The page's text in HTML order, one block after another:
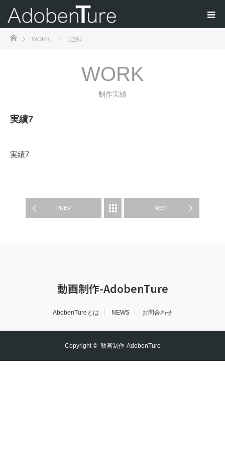
ホームWORK 実績7
WORK
制作実績
実績7
実績7
PREV
WORK NEXT
動画制作-AdobenTure
AbobenTureとは NEWS お問合わせ
Copyright © 動画制作-AdobenTure